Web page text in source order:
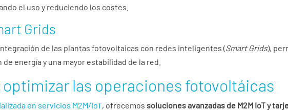
el uso y reduciendo los costes.
Grids
de las plantas fotovoltaicas con redes inteligentes (Smart Grids),
energía y una mayor estabilidad de la red.
las operaciones fotovoltáicas
en servicios M2M/IoT, ofrecemos soluciones avanzadas de M2M IoT y